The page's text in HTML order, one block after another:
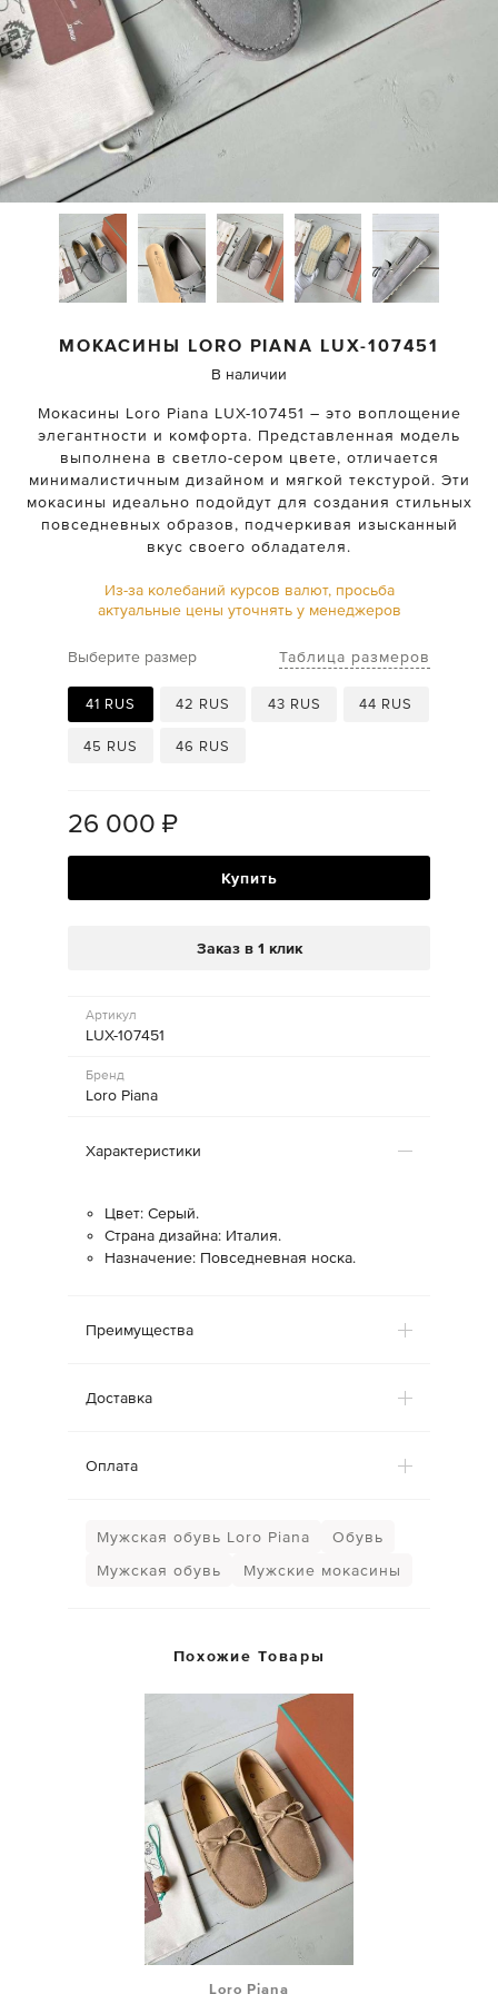
МОКАСИНЫ LORO PIANA LUX-107451
В наличии
Мокасины Loro Piana LUX-107451 – это воплощение
элегантности и комфорта. Представленная модель
выполнена в светло-сером цвете, отличается
минималистичным дизайном и мягкой текстурой. Эти
мокасины идеально подойдут для создания стильных
повседневных образов, подчеркивая изысканный
вкус своего обладателя.
Из-за колебаний курсов валют, просьба
актуальные цены уточнять у менеджеров
Выберите размер Таблица размеров
41 RUS 42 RUS 43 RUS 44 RUS
45 RUS 46 RUS
26 000 ₽
Купить
Заказ в 1 клик
Артикул
LUX-107451
Бренд
Loro Piana
Характеристики
Цвет: Серый.
Страна дизайна: Италия.
Назначение: Повседневная носка.
Преимущества
Доставка
Оплата
Мужская обувь Loro Piana
Обувь
Мужская обувь
Мужские мокасины
Похожие Товары
Loro Piana